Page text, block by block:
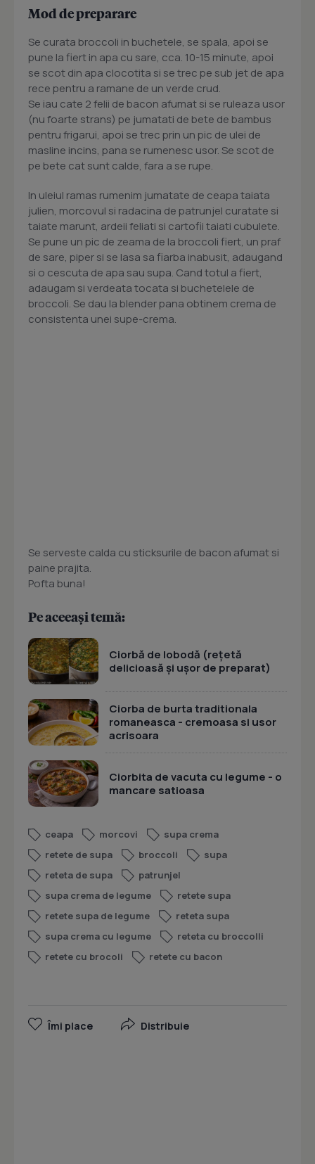
Mod de preparare
Se curata broccoli in buchetele, se spala, apoi se
pune la fiert in apa cu sare, cca. 10-15 minute, apoi
se scot din apa clocotita si se trec pe sub jet de apa
rece pentru a ramane de un verde crud.
Se iau cate 2 felii de bacon afumat si se ruleaza usor
(nu foarte strans) pe jumatati de bete de bambus
pentru frigarui, apoi se trec prin un pic de ulei de
masline incins, pana se rumenesc usor. Se scot de
pe bete cat sunt calde, fara a se rupe.
In uleiul ramas rumenim jumatate de ceapa taiata
julien, morcovul si radacina de patrunjel curatate si
taiate marunt, ardeii feliati si cartofii taiati cubulete.
Se pune un pic de zeama de la broccoli fiert, un praf
de sare, piper si se lasa sa fiarba inabusit, adaugand
si o cescuta de apa sau supa. Cand totul a fiert,
adaugam si verdeata tocata si buchetelele de
broccoli. Se dau la blender pana obtinem crema de
consistenta unei supe-crema.
Se serveste calda cu sticksurile de bacon afumat si
paine prajita.
Pofta buna!
Pe aceeași temă:
Ciorbă de lobodă (rețetă
delicioasă și ușor de preparat)
Ciorba de burta traditionala
romaneasca - cremoasa si usor
acrisoara
Ciorbita de vacuta cu legume - o
mancare satioasa
ceapa morcovi
supa crema
retete de supa
broccoli
supa
reteta de supa
patrunjel
supa crema de legume
retete supa
retete supa de legume
reteta supa
supa crema cu legume
reteta cu broccolli
retete cu brocoli
retete cu bacon
Îmi place Distribuie